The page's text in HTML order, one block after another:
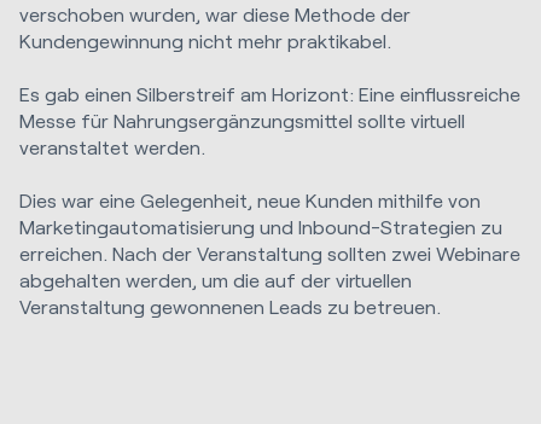
verschoben wurden, war diese Methode der
Kundengewinnung nicht mehr praktikabel.
Es gab einen Silberstreif am Horizont: Eine einflussreiche
Messe für Nahrungsergänzungsmittel sollte virtuell
veranstaltet werden.
Dies war eine Gelegenheit, neue Kunden mithilfe von
Marketingautomatisierung und Inbound-Strategien zu
erreichen. Nach der Veranstaltung sollten zwei Webinare
abgehalten werden, um die auf der virtuellen
Veranstaltung gewonnenen Leads zu betreuen.